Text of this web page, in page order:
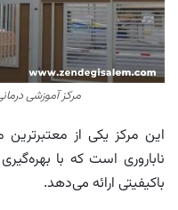
مرکز آموزشی
این مرکز یکی از
ناباروری است که با
باکیفیتی ارائه می‌دهد.